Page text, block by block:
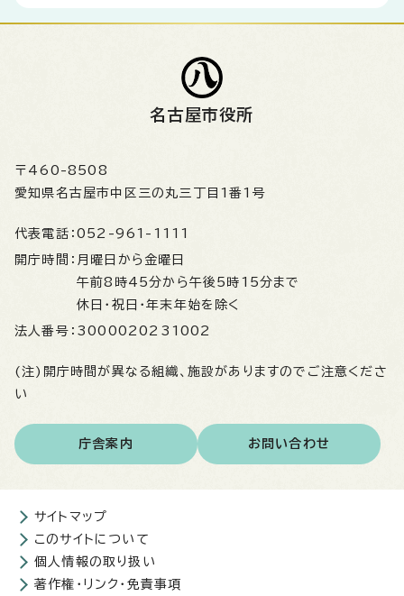
名古屋市役所
〒460-8508
愛知県名古屋市中区三の丸三丁目1番1号
代表電話： 052-961-1111
開庁時間： 月曜日から金曜日
午前8時45分から午後5時15分まで
休日・祝日・年末年始を除く
法人番号： 3000020231002
(注)開庁時間が異なる組織、施設がありますのでご注意くださ
い
庁舎案内 お問い合わせ
サイトマップ
このサイトについて
個人情報の取り扱い
著作権・リンク・免責事項